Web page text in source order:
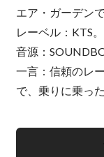
エア・ガーデン
レーベル：KTS。
音源：
一言：信頼のレ
で、乗りに乗っ